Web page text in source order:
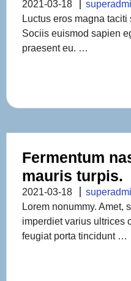
2021-03-18
Luctus eros magna
Sociis euismod sapien
praesent eu. …
Fermentum
mauris turpis.
2021-03-18
Lorem nonummy. Amet,
imperdiet varius ultrices
feugiat porta tincidunt …